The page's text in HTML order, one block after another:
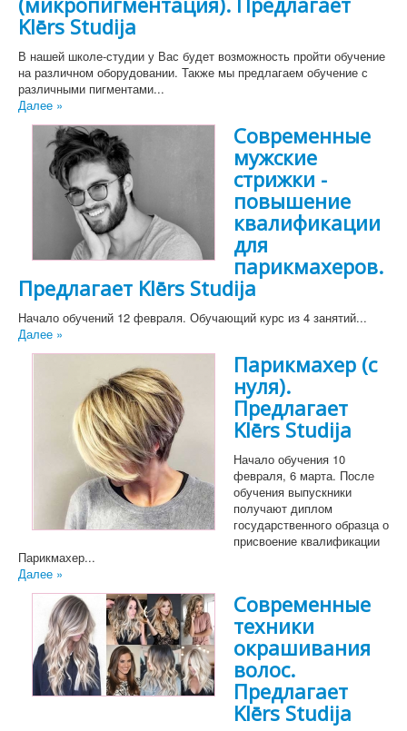
Klērs Studija
В нашей школе-студии у Вас будет возможность пройти обучение
на различном оборудовании. Также мы предлагаем обучение с
различными пигментами...
Далее »
Современные
мужские
стрижки -
повышение
квалификации
для
парикмахеров.
Предлагает Klērs Studija
Начало обучений 12 февраля. ​Обучающий курс из 4 занятий...
Далее »
Парикмахер (с
нуля).
Предлагает
Klērs Studija
Начало обучения 10
февраля, 6 марта. После
обучения выпускники
получают диплом
государственного образца о
присвоение квалификации
Парикмахер...
Далее »
Современные
техники
окрашивания
волос.
Предлагает
Klērs Studija